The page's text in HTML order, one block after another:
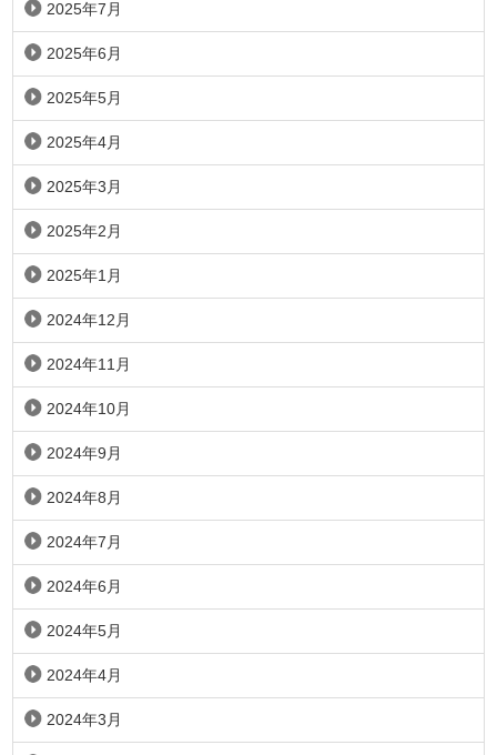
2025年7月
2025年6月
2025年5月
2025年4月
2025年3月
2025年2月
2025年1月
2024年12月
2024年11月
2024年10月
2024年9月
2024年8月
2024年7月
2024年6月
2024年5月
2024年4月
2024年3月